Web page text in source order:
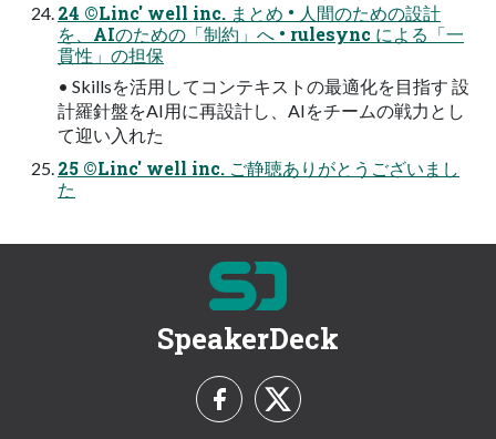
24 ©Linc' well inc. まとめ • ⼈間のための設計
を、AIのための「制約」へ • rulesync による「⼀
貫性」の担保
• Skillsを活⽤してコンテキストの最適化を⽬指す 設
計羅針盤をAI⽤に再設計し、AIをチームの戦⼒とし
て迎い⼊れた
25 ©Linc' well inc. ご静聴ありがとうございまし
た
SpeakerDeck